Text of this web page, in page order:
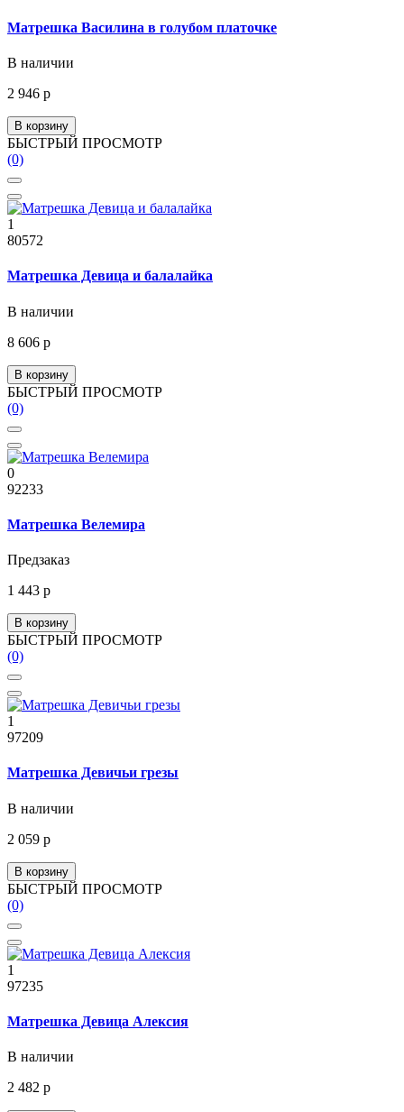
Матрешка Василина в голубом платочке
В наличии
2 946 р
В корзину
БЫСТРЫЙ ПРОСМОТР
(0)
1
80572
Матрешка Девица и балалайка
В наличии
8 606 р
В корзину
БЫСТРЫЙ ПРОСМОТР
(0)
0
92233
Матрешка Велемира
Предзаказ
1 443 р
В корзину
БЫСТРЫЙ ПРОСМОТР
(0)
1
97209
Матрешка Девичьи грезы
В наличии
2 059 р
В корзину
БЫСТРЫЙ ПРОСМОТР
(0)
1
97235
Матрешка Девица Алексия
В наличии
2 482 р